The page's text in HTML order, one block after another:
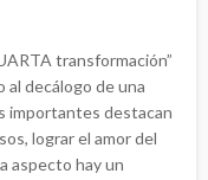
transformación”
decálogo de una
importantes destacan
lograr el amor del
aspecto hay un